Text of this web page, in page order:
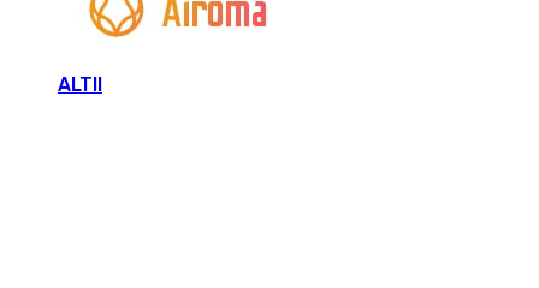
ALTII